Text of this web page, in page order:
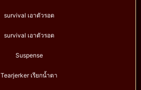
survival เอาตัวรอด
survival เอาตัวรอด
Suspense
Tearjerker เรียกน้ำตา